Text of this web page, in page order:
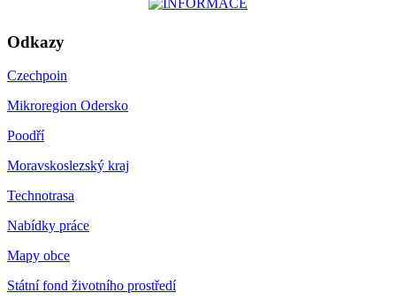
Odkazy
Czechpoin
Mikroregion Odersko
Poodří
Moravskoslezský kraj
Technotrasa
Nabídky práce
Mapy obce
Státní fond životního prostředí